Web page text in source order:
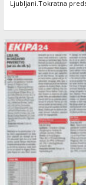
Ljubljani.Tokratna